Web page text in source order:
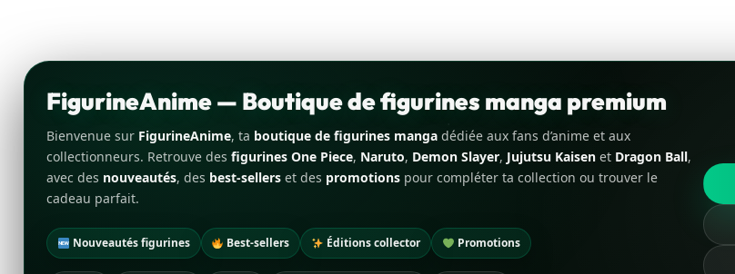
FigurineAnime — Boutique de figurines manga premium
Bienvenue sur FigurineAnime, ta boutique de figurines manga dédiée aux fans d’anime et aux
collectionneurs. Retrouve des figurines One Piece, Naruto, Demon Slayer, Jujutsu Kaisen et Dragon Ball,
avec des nouveautés, des best-sellers et des promotions pour compléter ta collection ou trouver le
cadeau parfait.
Nouveautés figurines Best-sellers Éditions collector Promotions